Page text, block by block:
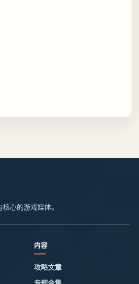
心的游戏媒体。
内容
攻略文章